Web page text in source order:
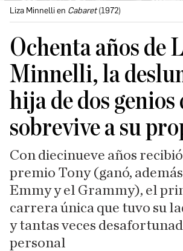
Liza Minnelli en Cabaret(1972)
Ochenta años de
Minnelli, la
hija de dos genios
sobrevive a su
Con diecinueve años
premio Tony (ganó,
Emmy y el Grammy), el
carrera única que tuvo su
y tantas veces
personal